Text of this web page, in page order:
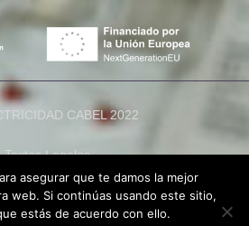
CABEL 2022
Textos Legales
de cookies
asegurar que te damos la mejor
web. Si continúas usando este sitio,
estás de acuerdo con ello.